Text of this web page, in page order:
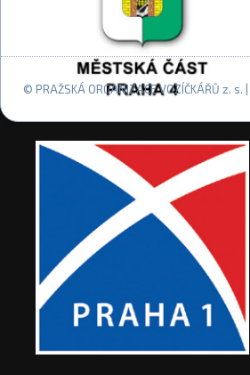
© PRAŽSKÁ ORGANIZACE VOZÍČKÁŘŮ z. s. |